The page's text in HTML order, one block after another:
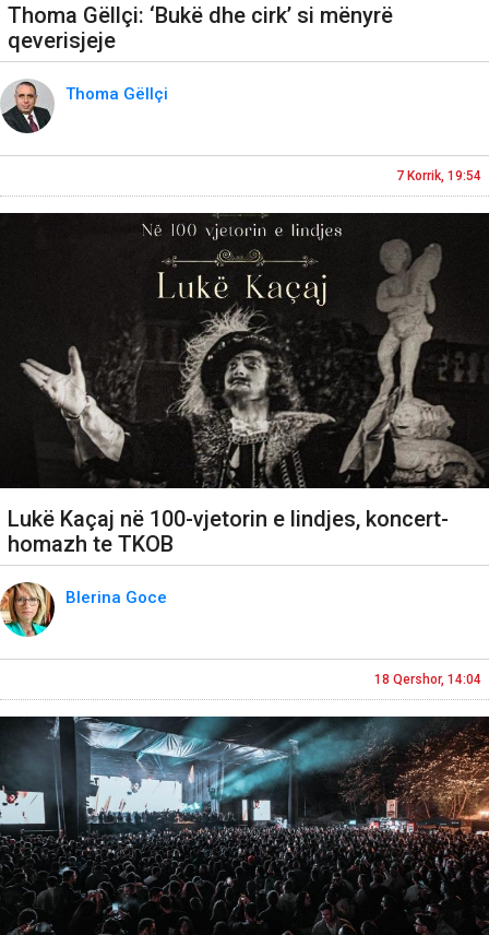
Thoma Gëllçi: ‘Bukë dhe cirk’ si mënyrë
qeverisjeje
Thoma Gëllçi
7 Korrik, 19:54
Lukë Kaçaj në 100-vjetorin e lindjes, koncert-
homazh te TKOB
Blerina Goce
18 Qershor, 14:04